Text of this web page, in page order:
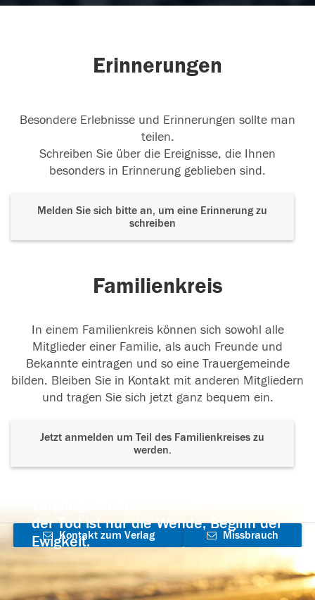
Erinnerungen
Besondere Erlebnisse und Erinnerungen sollte man
teilen.
Schreiben Sie über die Ereignisse, die Ihnen
besonders in Erinnerung geblieben sind.
Melden Sie sich bitte an, um eine Erinnerung zu
schreiben
Familienkreis
In einem Familienkreis können sich sowohl alle
Mitglieder einer Familie, als auch Freunde und
Bekannte eintragen und so eine Trauergemeinde
bilden. Bleiben Sie in Kontakt mit anderen Mitgliedern
und tragen Sie sich jetzt ganz bequem ein.
Jetzt anmelden um Teil des Familienkreises zu
werden.
der Tod ist nur die Wende, Beginn der
Ewigkeit.
Kontakt zum Verlag
aufnehmen
Missbrauch